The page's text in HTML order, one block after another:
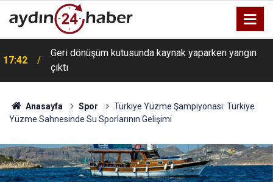
17:42
Geri dönüşüm kutusunda kaynak yaparken yangın
çıktı
Anasayfa Spor
Türkiye Yüzme Şampiyonası: Türkiye
Yüzme Sahnesinde Su Sporlarının Gelişimi